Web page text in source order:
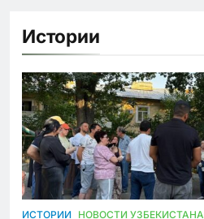
Истории
ИСТОРИИ НОВОСТИ УЗБЕКИСТАНА